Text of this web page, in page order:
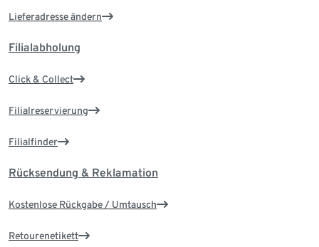
Lieferadresse ändern
Filialabholung
Click & Collect
Filialreservierung
Filialfinder
Rücksendung & Reklamation
Kostenlose Rückgabe / Umtausch
Retourenetikett